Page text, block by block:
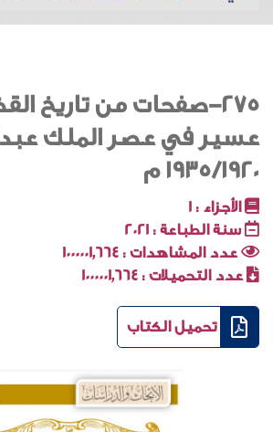
275-صفحات من تاريخ
عسير في عصر الملك
1935/1920 م
الأجزاء : 1
سنة الطباعة : 2021
عدد المشاهدات : 1000001٬664
عدد التحميلات : 1000001٬664
تحميل الكتاب